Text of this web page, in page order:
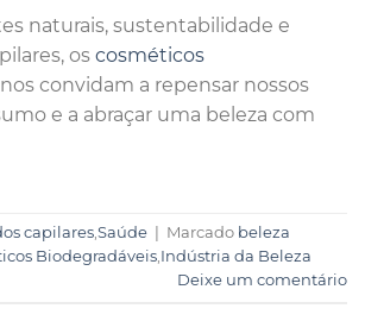
naturais, sustentabilidade e
os cosméticos
nos convidam a repensar nossos
e a abraçar uma beleza com
capilares Saúde Marcado beleza
Biodegradáveis Indústria da Beleza
Deixe um comentário